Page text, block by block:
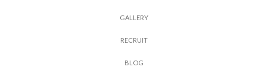
GAL L ERY
RECRUIT
BL OG